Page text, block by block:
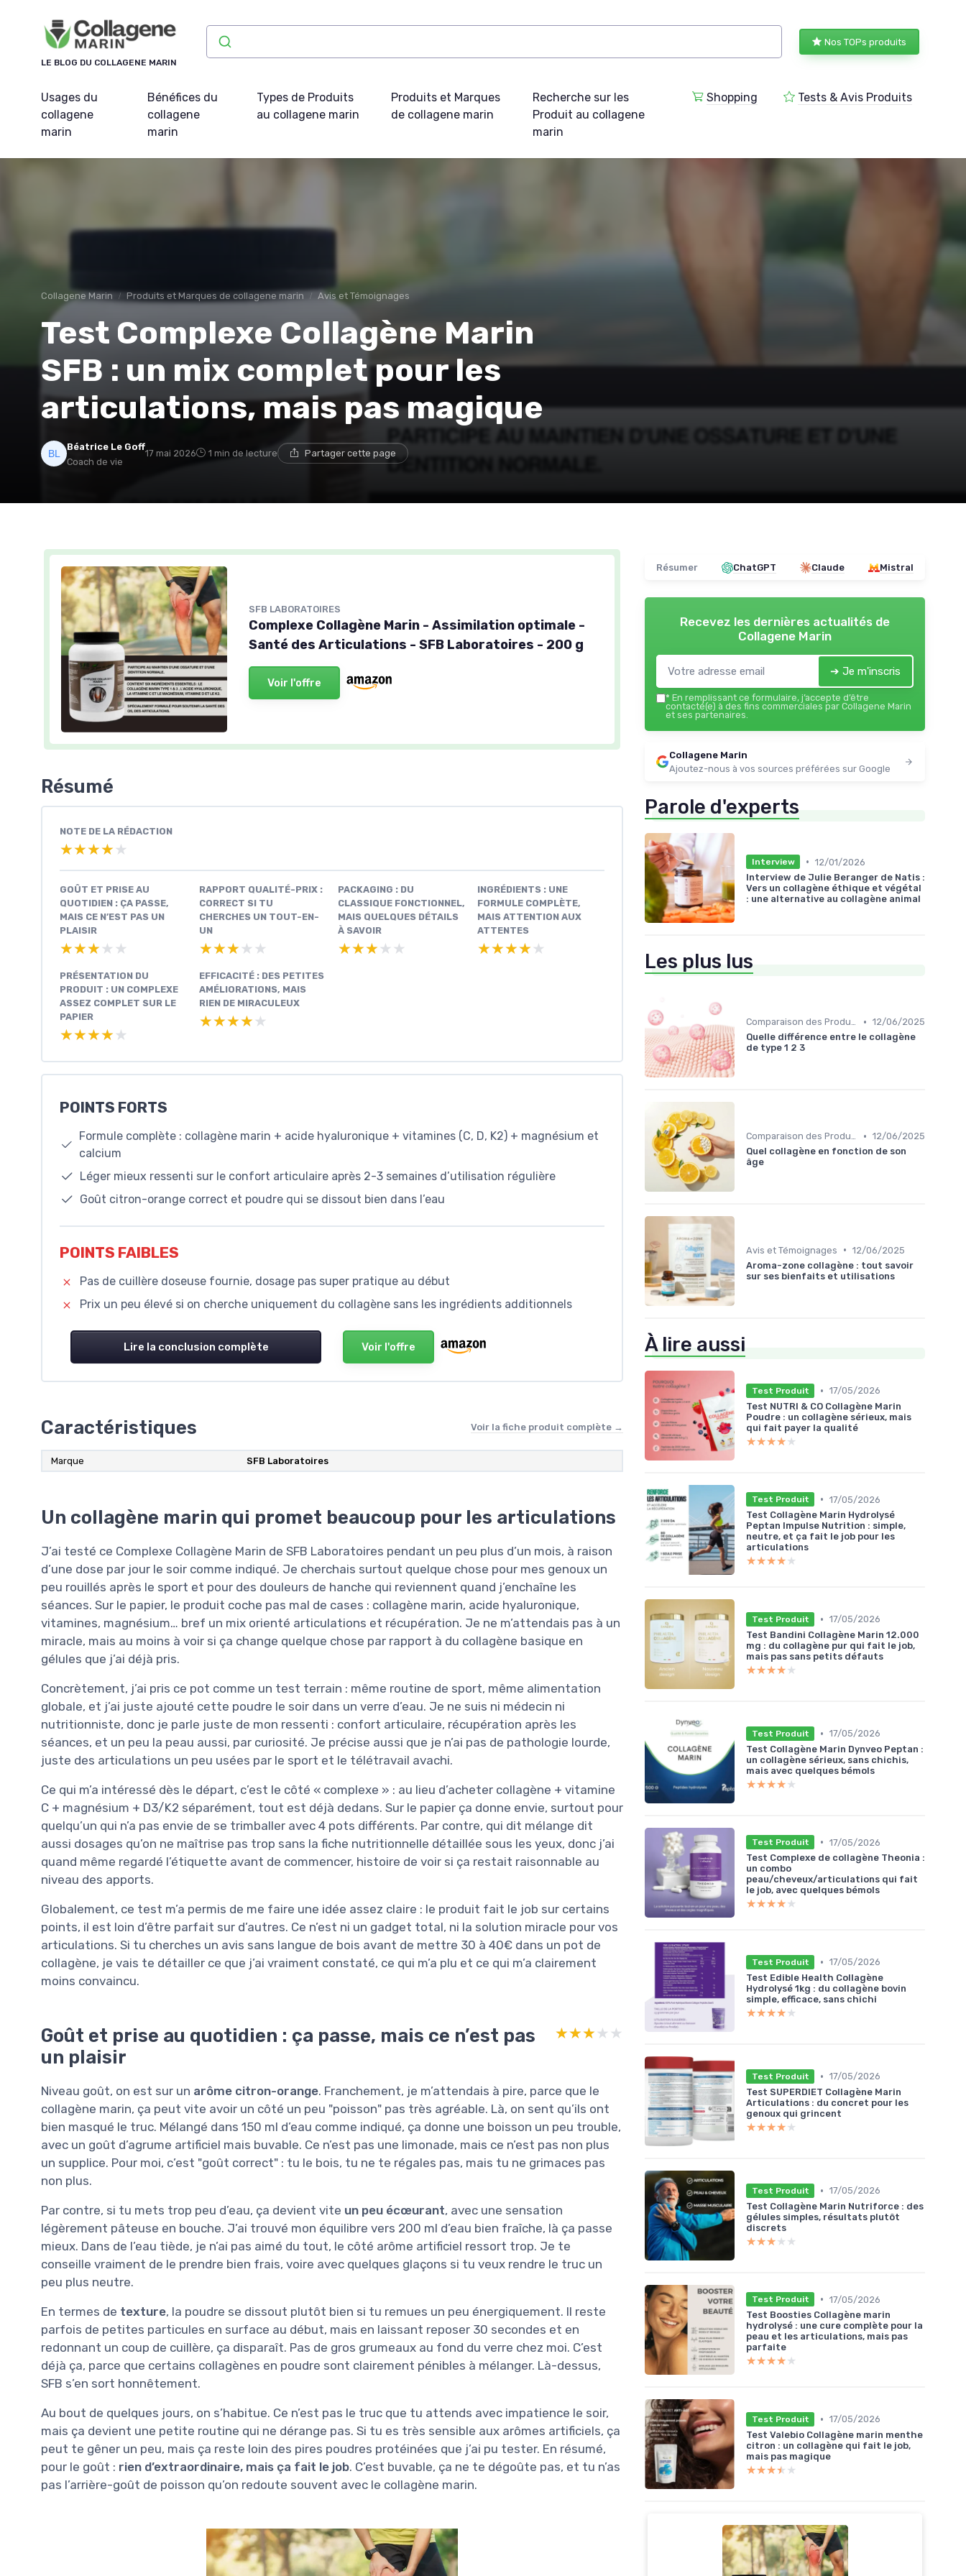
LE BLOG DU COLLAGENE MARIN
Nos TOPs produits
Usages du
collagene
marin
Bénéfices du
collagene
marin
Types de Produits
au collagene marin
Produits et Marques
de collagene marin
Recherche sur les
Produit au collagene
marin
Shopping Tests & Avis Produits
Collagene Marin Produits et Marques de collagene marin Avis et Témoignages
Test Complexe Collagène Marin
SFB : un mix complet pour les
articulations, mais pas magique
Béatrice Le Goff
Coach de vie
17 mai 2026 1 min de lecture Partager cette page
SFB LABORATOIRES
Complexe Collagène Marin - Assimilation optimale -
Santé des Articulations - SFB Laboratoires - 200 g
Voir l'offre
Résumé
NOTE DE LA RÉDACTION
★★★★★
★★★★★
GOÛT ET PRISE AU
QUOTIDIEN : ÇA PASSE,
MAIS CE N’EST PAS UN
PLAISIR
★★★★★
★★★★★
RAPPORT QUALITÉ-PRIX :
CORRECT SI TU
CHERCHES UN TOUT-EN-
UN
★★★★★
★★★★★
PACKAGING : DU
CLASSIQUE FONCTIONNEL,
MAIS QUELQUES DÉTAILS
À SAVOIR
★★★★★
★★★★★
INGRÉDIENTS : UNE
FORMULE COMPLÈTE,
MAIS ATTENTION AUX
ATTENTES
★★★★★
★★★★★
PRÉSENTATION DU
PRODUIT : UN COMPLEXE
ASSEZ COMPLET SUR LE
PAPIER
★★★★★
★★★★★
EFFICACITÉ : DES PETITES
AMÉLIORATIONS, MAIS
RIEN DE MIRACULEUX
★★★★★
★★★★★
POINTS FORTS
Formule complète : collagène marin + acide hyaluronique + vitamines (C, D, K2) + magnésium et
calcium
Léger mieux ressenti sur le confort articulaire après 2-3 semaines d’utilisation régulière
Goût citron-orange correct et poudre qui se dissout bien dans l’eau
POINTS FAIBLES
Pas de cuillère doseuse fournie, dosage pas super pratique au début
Prix un peu élevé si on cherche uniquement du collagène sans les ingrédients additionnels
Lire la conclusion complète Voir l'offre
Caractéristiques Voir la fiche produit complète →
Marque SFB Laboratoires
Un collagène marin qui promet beaucoup pour les articulations
J’ai testé ce Complexe Collagène Marin de SFB Laboratoires pendant un peu plus d’un mois, à raison
d’une dose par jour le soir comme indiqué. Je cherchais surtout quelque chose pour mes genoux un
peu rouillés après le sport et pour des douleurs de hanche qui reviennent quand j’enchaîne les
séances. Sur le papier, le produit coche pas mal de cases : collagène marin, acide hyaluronique,
vitamines, magnésium… bref un mix orienté articulations et récupération. Je ne m’attendais pas à un
miracle, mais au moins à voir si ça change quelque chose par rapport à du collagène basique en
gélules que j’ai déjà pris.
Concrètement, j’ai pris ce pot comme un test terrain : même routine de sport, même alimentation
globale, et j’ai juste ajouté cette poudre le soir dans un verre d’eau. Je ne suis ni médecin ni
nutritionniste, donc je parle juste de mon ressenti : confort articulaire, récupération après les
séances, et un peu la peau aussi, par curiosité. Je précise aussi que je n’ai pas de pathologie lourde,
juste des articulations un peu usées par le sport et le télétravail avachi.
Ce qui m’a intéressé dès le départ, c’est le côté « complexe » : au lieu d’acheter collagène + vitamine
C + magnésium + D3/K2 séparément, tout est déjà dedans. Sur le papier ça donne envie, surtout pour
quelqu’un qui n’a pas envie de se trimballer avec 4 pots différents. Par contre, qui dit mélange dit
aussi dosages qu’on ne maîtrise pas trop sans la fiche nutritionnelle détaillée sous les yeux, donc j’ai
quand même regardé l’étiquette avant de commencer, histoire de voir si ça restait raisonnable au
niveau des apports.
Globalement, ce test m’a permis de me faire une idée assez claire : le produit fait le job sur certains
points, il est loin d’être parfait sur d’autres. Ce n’est ni un gadget total, ni la solution miracle pour vos
articulations. Si tu cherches un avis sans langue de bois avant de mettre 30 à 40€ dans un pot de
collagène, je vais te détailler ce que j’ai vraiment constaté, ce qui m’a plu et ce qui m’a clairement
moins convaincu.
Goût et prise au quotidien : ça passe, mais ce n’est pas
un plaisir
★★★★★
★★★★★
Niveau goût, on est sur un arôme citron-orange. Franchement, je m’attendais à pire, parce que le
collagène marin, ça peut vite avoir un côté un peu "poisson" pas très agréable. Là, on sent qu’ils ont
bien masqué le truc. Mélangé dans 150 ml d’eau comme indiqué, ça donne une boisson un peu trouble,
avec un goût d’agrume artificiel mais buvable. Ce n’est pas une limonade, mais ce n’est pas non plus
un supplice. Pour moi, c’est "goût correct" : tu le bois, tu ne te régales pas, mais tu ne grimaces pas
non plus.
Par contre, si tu mets trop peu d’eau, ça devient vite un peu écœurant, avec une sensation
légèrement pâteuse en bouche. J’ai trouvé mon équilibre vers 200 ml d’eau bien fraîche, là ça passe
mieux. Dans de l’eau tiède, je n’ai pas aimé du tout, le côté arôme artificiel ressort trop. Je te
conseille vraiment de le prendre bien frais, voire avec quelques glaçons si tu veux rendre le truc un
peu plus neutre.
En termes de texture, la poudre se dissout plutôt bien si tu remues un peu énergiquement. Il reste
parfois de petites particules en surface au début, mais en laissant reposer 30 secondes et en
redonnant un coup de cuillère, ça disparaît. Pas de gros grumeaux au fond du verre chez moi. C’est
déjà ça, parce que certains collagènes en poudre sont clairement pénibles à mélanger. Là-dessus,
SFB s’en sort honnêtement.
Au bout de quelques jours, on s’habitue. Ce n’est pas le truc que tu attends avec impatience le soir,
mais ça devient une petite routine qui ne dérange pas. Si tu es très sensible aux arômes artificiels, ça
peut te gêner un peu, mais ça reste loin des pires poudres protéinées que j’ai pu tester. En résumé,
pour le goût : rien d’extraordinaire, mais ça fait le job. C’est buvable, ça ne te dégoûte pas, et tu n’as
pas l’arrière-goût de poisson qu’on redoute souvent avec le collagène marin.
Résumer ChatGPT Claude Mistral
Recevez les dernières actualités de
Collagene Marin
➔ Je m'inscris
* En remplissant ce formulaire, j’accepte d’être
contacté(e) à des fins commerciales par Collagene Marin
et ses partenaires.
Collagene Marin
Ajoutez-nous à vos sources préférées sur Google
Parole d'experts
Interview • 12/01/2026
Interview de Julie Beranger de Natis :
Vers un collagène éthique et végétal
: une alternative au collagène animal
Les plus lus
Comparaison des Produits • 12/06/2025
Quelle différence entre le collagène
de type 1 2 3
Comparaison des Produits • 12/06/2025
Quel collagène en fonction de son
âge
Avis et Témoignages • 12/06/2025
Aroma-zone collagène : tout savoir
sur ses bienfaits et utilisations
À lire aussi
Test Produit • 17/05/2026
Test NUTRI & CO Collagène Marin
Poudre : un collagène sérieux, mais
qui fait payer la qualité
★★★★★
★★★★★
Test Produit • 17/05/2026
Test Collagène Marin Hydrolysé
Peptan Impulse Nutrition : simple,
neutre, et ça fait le job pour les
articulations
★★★★★
★★★★★
Test Produit • 17/05/2026
Test Bandini Collagène Marin 12.000
mg : du collagène pur qui fait le job,
mais pas sans petits défauts
★★★★★
★★★★★
Test Produit • 17/05/2026
Test Collagène Marin Dynveo Peptan :
un collagène sérieux, sans chichis,
mais avec quelques bémols
★★★★★
★★★★★
Test Produit • 17/05/2026
Test Complexe de collagène Theonia :
un combo
peau/cheveux/articulations qui fait
le job, avec quelques bémols
★★★★★
★★★★★
Test Produit • 17/05/2026
Test Edible Health Collagène
Hydrolysé 1kg : du collagène bovin
simple, efficace, sans chichi
★★★★★
★★★★★
Test Produit • 17/05/2026
Test SUPERDIET Collagène Marin
Articulations : du concret pour les
genoux qui grincent
★★★★★
★★★★★
Test Produit • 17/05/2026
Test Collagène Marin Nutriforce : des
gélules simples, résultats plutôt
discrets
★★★★★
★★★★★
Test Produit • 17/05/2026
Test Boosties Collagène marin
hydrolysé : une cure complète pour la
peau et les articulations, mais pas
parfaite
★★★★★
★★★★★
Test Produit • 17/05/2026
Test Valebio Collagène marin menthe
citron : un collagène qui fait le job,
mais pas magique
★★★★★
★★★★★